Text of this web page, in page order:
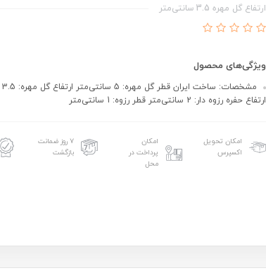
ارتفاع گل مهره 3.5 سانتی‌متر
ویژگی‌های محصول
ارتفاع حفره رزوه دار: 2 سانتی‌متر قطر رزوه: 1 سانتی‌متر
امکان تحویل
اکسپرس
امکان
پرداخت در
محل
۷ روز ضمانت
بازگشت